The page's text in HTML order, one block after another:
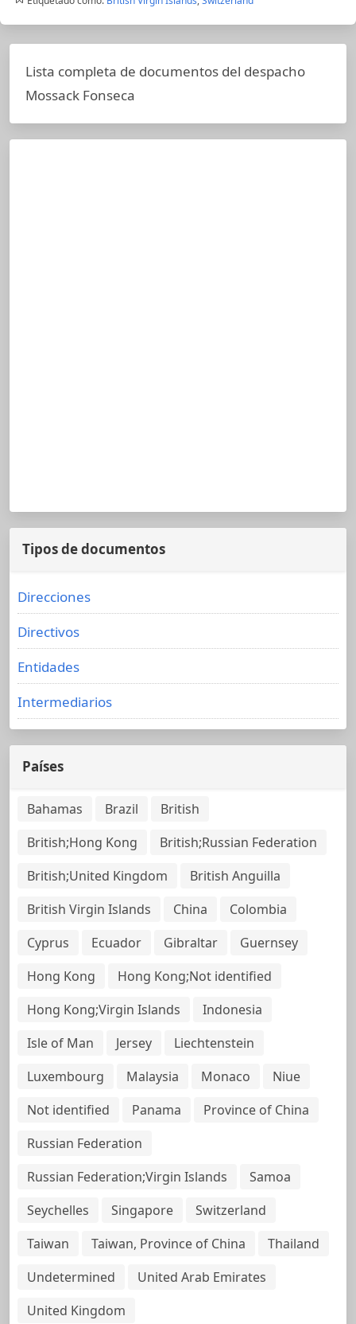
Lista completa de documentos del despacho
Mossack Fonseca
Tipos de documentos
Direcciones
Directivos
Entidades
Intermediarios
Países
Bahamas Brazil
British
British;Hong Kong
British;Russian Federation
British;United Kingdom
British Anguilla
British Virgin Islands
China
Colombia
Cyprus
Ecuador Gibraltar
Guernsey
Hong Kong
Hong Kong;Not identified
Hong Kong;Virgin Islands
Indonesia
Isle of Man
Jersey
Liechtenstein
Luxembourg
Malaysia Monaco
Niue
Not identified
Panama
Province of China
Russian Federation
Russian Federation;Virgin Islands
Samoa
Seychelles
Singapore
Switzerland
Taiwan
Taiwan, Province of China
Thailand
Undetermined
United Arab Emirates
United Kingdom